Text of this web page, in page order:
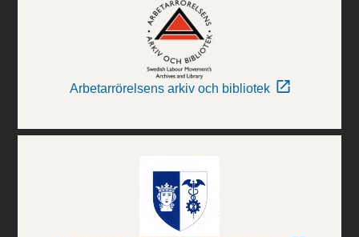
Arbetarrörelsens arkiv och bibliotek